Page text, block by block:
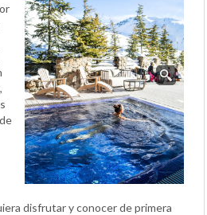
disfrutar y conocer de primera